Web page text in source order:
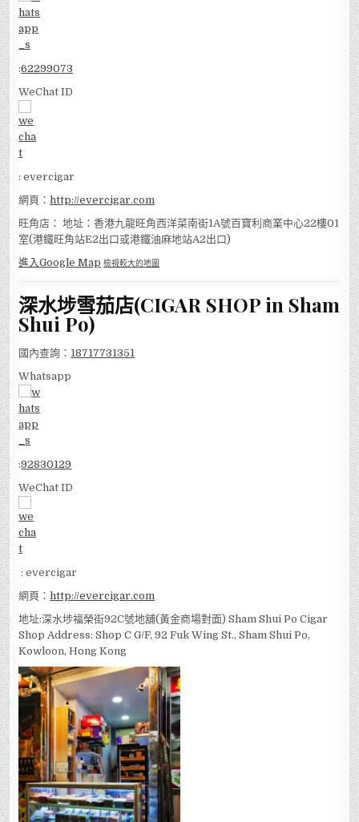
:62299073
WeChat ID
: evercigar
網頁：http://evercigar.com
旺角店： 地址：香港九龍旺角西洋菜南街1A號百寶利商業中心22樓01
室(港鐵旺角站E2出口或港鐵油麻地站A2出口)
進入Google Map 檢視較大的地圖
深水埗雪茄店(CIGAR SHOP in Sham
Shui Po)
國內查詢： 18717731351
Whatsapp
:92830129
WeChat ID
: evercigar
網頁：http://evercigar.com
地址:深水埗福榮街92C號地舖(黃金商場對面) Sham Shui Po Cigar
Shop Address: Shop C G/F, 92 Fuk Wing St., Sham Shui Po,
Kowloon, Hong Kong